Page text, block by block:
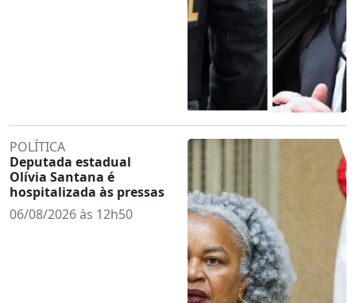
POLÍTICA
Deputada estadual
Olívia Santana é
hospitalizada às pressas
06/08/2026 às 12h50